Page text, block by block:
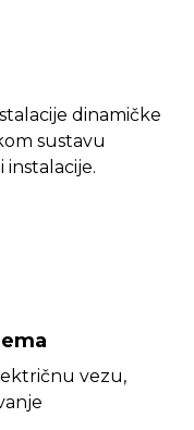
dinamičke
sustavu
vezu,